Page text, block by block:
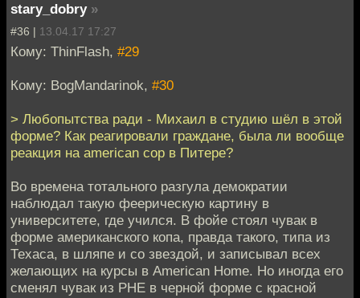
stary_dobry »
#36 | 13.04.17 17:27
Кому: ThinFlash, #29
Кому: BogMandarinok, #30
> Любопытства ради - Михаил в студию шёл в этой
форме? Как реагировали граждане, была ли вообще
реакция на american cop в Питере?
Во времена тотального разгула демократии
наблюдал такую феерическую картину в
университете, где учился. В фойе стоял чувак в
форме американского копа, правда такого, типа из
Техаса, в шляпе и со звездой, и записывал всех
желающих на курсы в American Home. Но иногда его
сменял чувак из РНЕ в черной форме с красной